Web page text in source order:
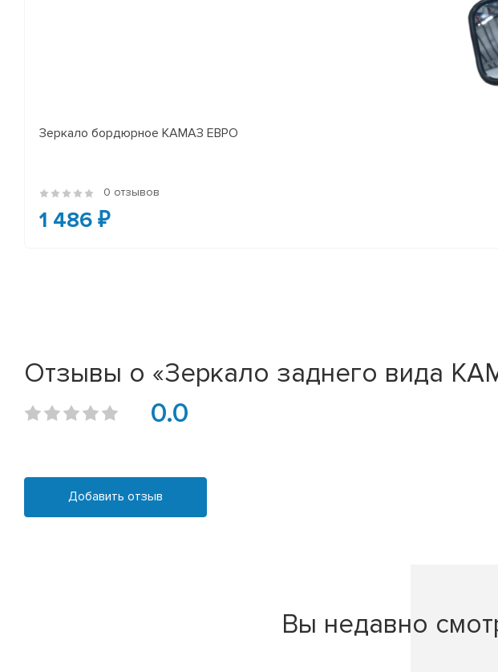
Зеркало бордюрное КАМАЗ ЕВРО
0 отзывов
1 486 ₽
Отзывы о «Зеркало заднего вида
0.0
Добавить отзыв
Вы недавно